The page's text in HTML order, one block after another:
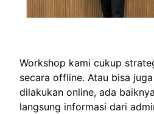
Workshop kami cukup
secara offline. Atau bisa
dilakukan online, ada
langsung informasi dari